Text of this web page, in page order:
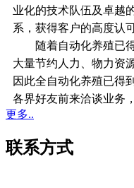
业化的技术队伍及卓越
系，获得客户的高度认
随着自动化养殖已得
大量节约人力、物力资
因此全自动化养殖已得
各界好友前来洽谈业务
更多..
联系方式